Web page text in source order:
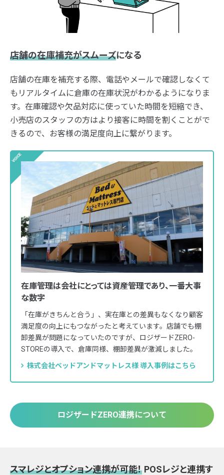
店舗の在庫補充がスムーズになる
店舗の在庫を補充する際、電話やメールで確認しなくて
もリアルタイムに倉庫の在庫状況がわかるようになりま
す。在庫確認や欠品対応に使っていた時間を短縮でき、
小売店のスタッフの方はより接客に時間を割くことがで
きるので、お客様の満足度向上に繋がります。
在庫管理は会社にとっては資産管理であり、一番大事
な数字
「在庫がきちんと合う」、実在庫との差異もなくなり顧客
満足度の向上にもつながったと考えています。店舗でも棚
卸差異が問題になっていたのですが、ロジザードZERO-
STOREの導入で、倉庫同様、棚卸差異が激減しました。
株式会社ベッドアンドマットレス様 導入事例はこちら
ロジザードZERO連携について
スマレジとオプション連携が可能！ POSレジと連携す